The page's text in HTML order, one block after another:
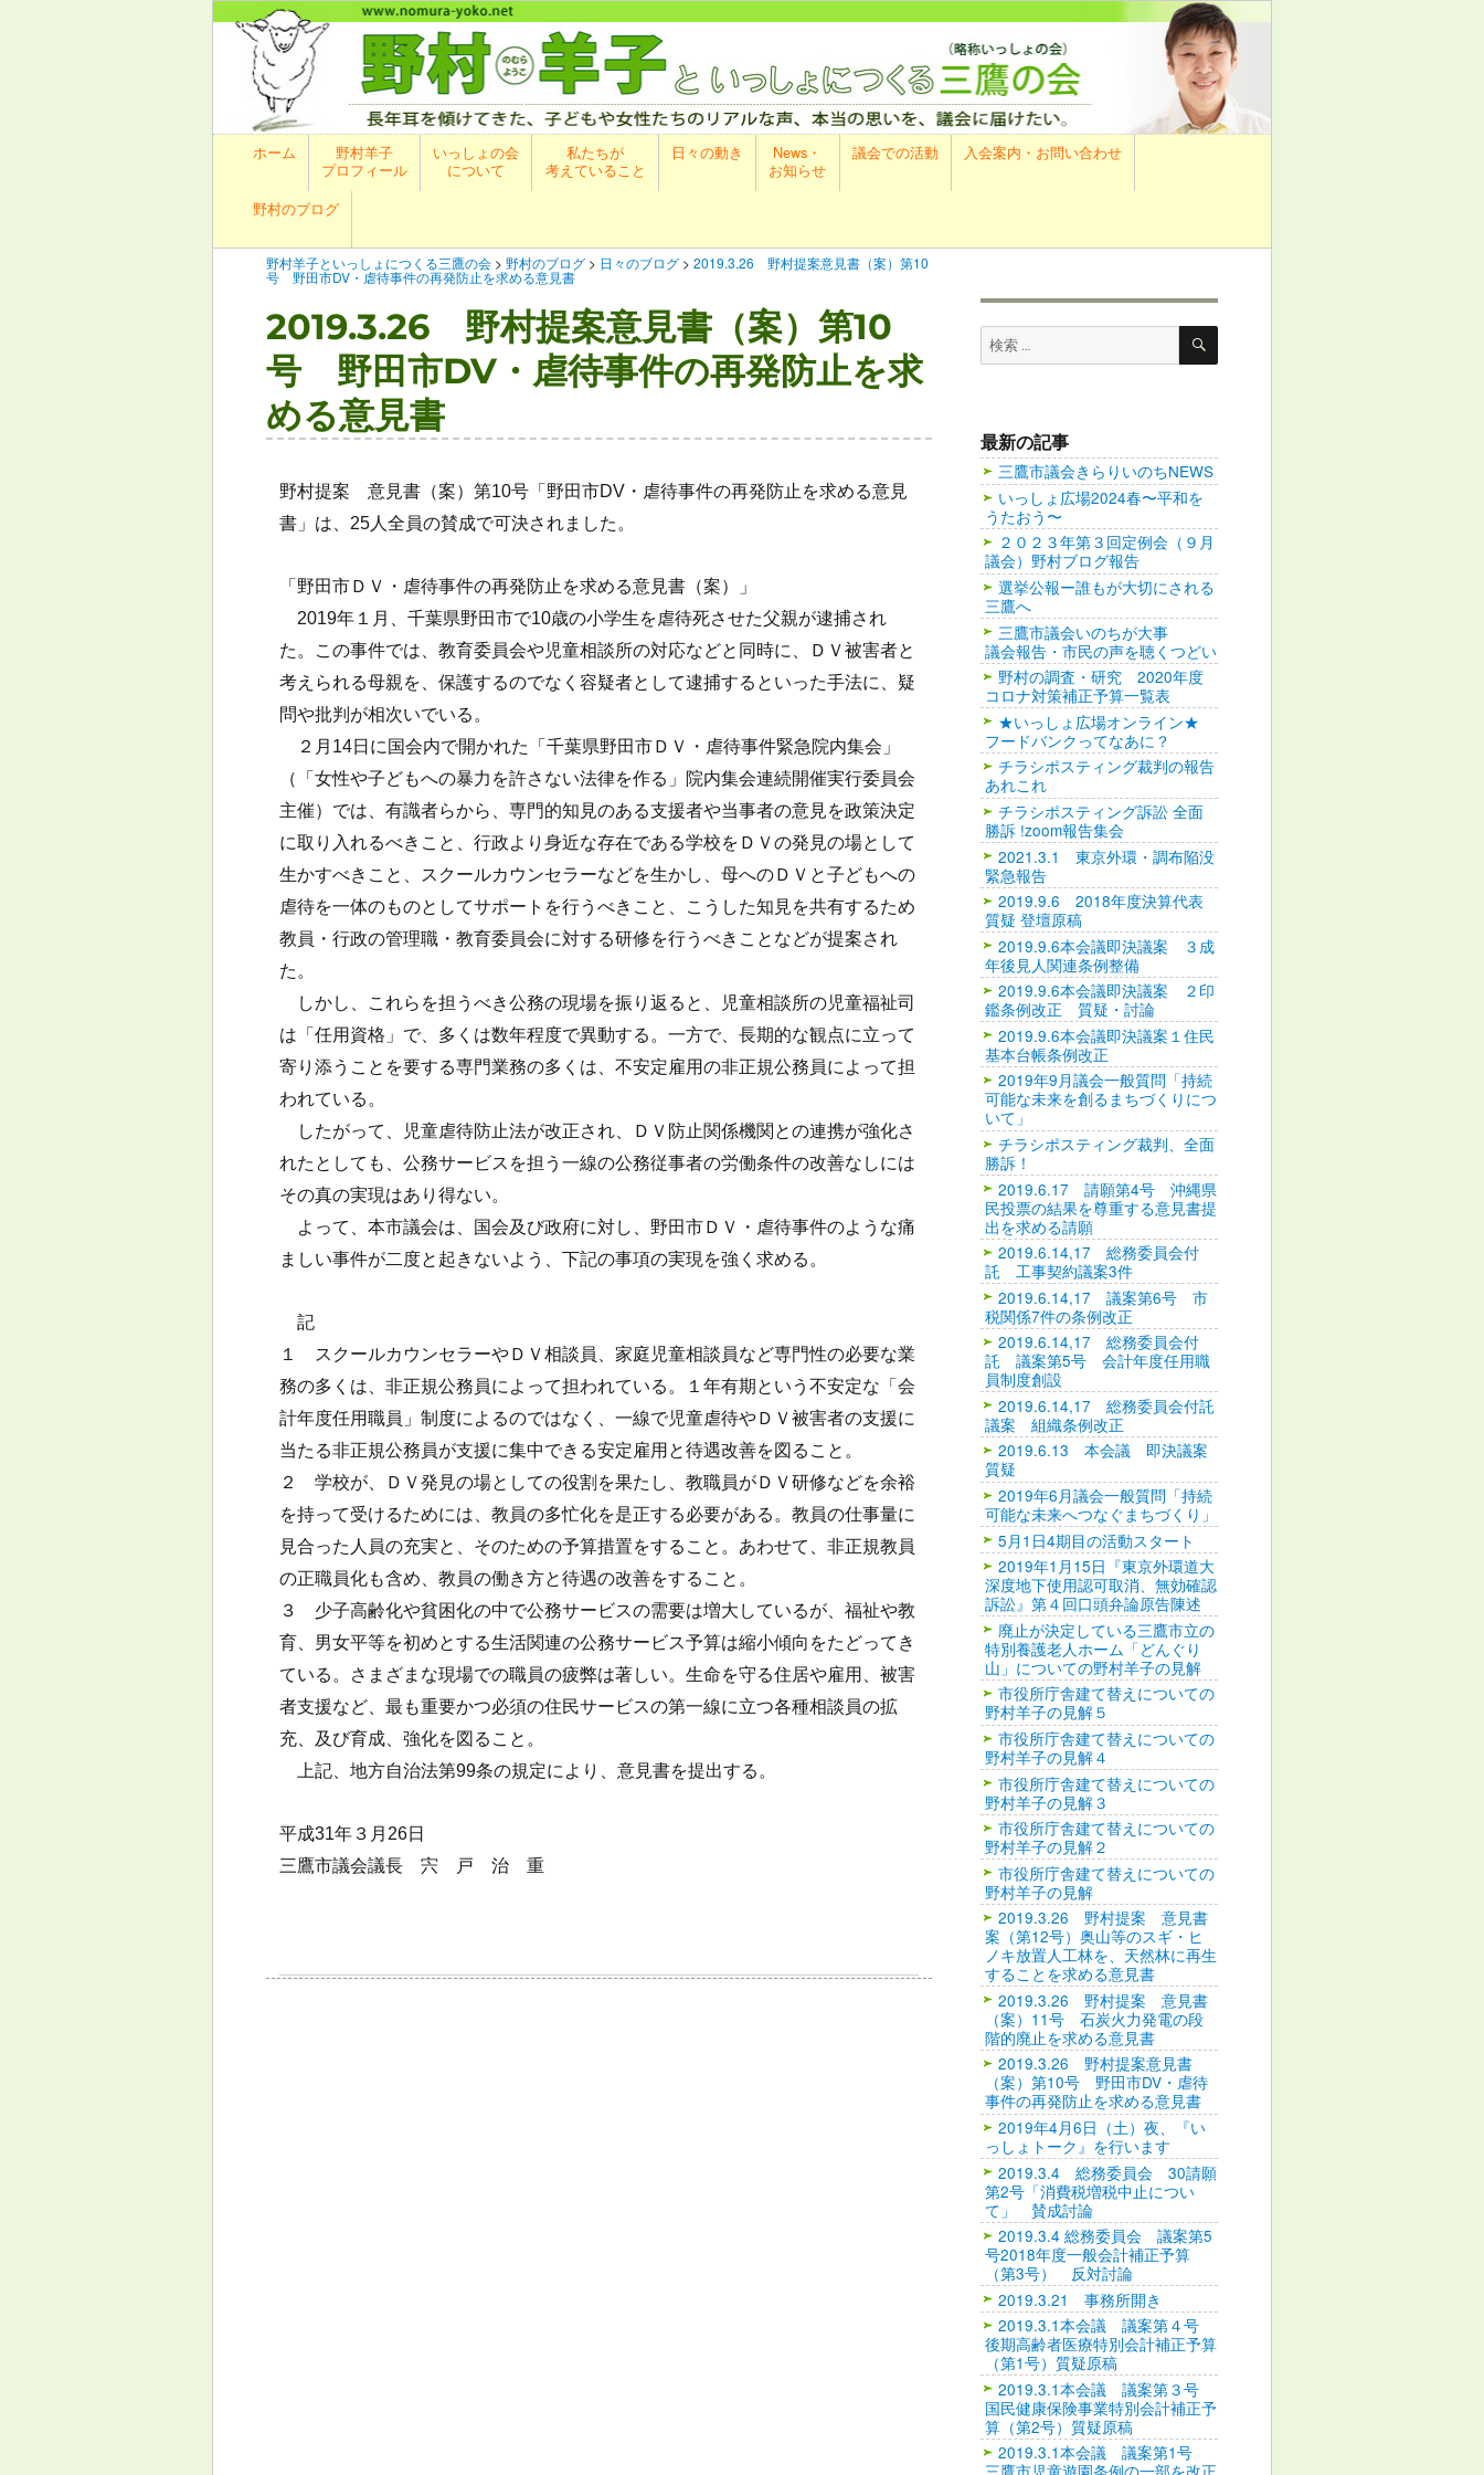
ホーム
野村羊子
プロフィール
いっしょの会
について
私たちが
考えていること
日々の動き
News・
お知らせ
議会での活動 入会案内・お問い合わせ
野村のブログ
野村羊子といっしょにつくる三鷹の会> 野村のブログ> 日々のブログ> 2019.3.26 野村提案意見書（案）第10
号 野田市DV・虐待事件の再発防止を求める意見書
2019.3.26 野村提案意見書（案）第10
号 野田市DV・虐待事件の再発防止を求
める意見書
野村提案 意見書（案）第10号「野田市DV・虐待事件の再発防止を求める意見
書」は、25人全員の賛成で可決されました。
「野田市ＤＶ・虐待事件の再発防止を求める意見書（案）」
2019年１月、千葉県野田市で10歳の小学生を虐待死させた父親が逮捕され
た。この事件では、教育委員会や児童相談所の対応などと同時に、ＤＶ被害者と
考えられる母親を、保護するのでなく容疑者として逮捕するといった手法に、疑
問や批判が相次いでいる。
２月14日に国会内で開かれた「千葉県野田市ＤＶ・虐待事件緊急院内集会」
（「女性や子どもへの暴力を許さない法律を作る」院内集会連続開催実行委員会
主催）では、有識者らから、専門的知見のある支援者や当事者の意見を政策決定
に取り入れるべきこと、行政より身近な存在である学校をＤＶの発見の場として
生かすべきこと、スクールカウンセラーなどを生かし、母へのＤＶと子どもへの
虐待を一体のものとしてサポートを行うべきこと、こうした知見を共有するため
教員・行政の管理職・教育委員会に対する研修を行うべきことなどが提案され
た。
しかし、これらを担うべき公務の現場を振り返ると、児童相談所の児童福祉司
は「任用資格」で、多くは数年程度で異動する。一方で、長期的な観点に立って
寄り添うことを要する専門業務の多くは、不安定雇用の非正規公務員によって担
われている。
したがって、児童虐待防止法が改正され、ＤＶ防止関係機関との連携が強化さ
れたとしても、公務サービスを担う一線の公務従事者の労働条件の改善なしには
その真の実現はあり得ない。
よって、本市議会は、国会及び政府に対し、野田市ＤＶ・虐待事件のような痛
ましい事件が二度と起きないよう、下記の事項の実現を強く求める。
記
１ スクールカウンセラーやＤＶ相談員、家庭児童相談員など専門性の必要な業
務の多くは、非正規公務員によって担われている。１年有期という不安定な「会
計年度任用職員」制度によるのではなく、一線で児童虐待やＤＶ被害者の支援に
当たる非正規公務員が支援に集中できる安定雇用と待遇改善を図ること。
２ 学校が、ＤＶ発見の場としての役割を果たし、教職員がＤＶ研修などを余裕
を持って受けるためには、教員の多忙化を是正する必要がある。教員の仕事量に
見合った人員の充実と、そのための予算措置をすること。あわせて、非正規教員
の正職員化も含め、教員の働き方と待遇の改善をすること。
３ 少子高齢化や貧困化の中で公務サービスの需要は増大しているが、福祉や教
育、男女平等を初めとする生活関連の公務サービス予算は縮小傾向をたどってき
ている。さまざまな現場での職員の疲弊は著しい。生命を守る住居や雇用、被害
者支援など、最も重要かつ必須の住民サービスの第一線に立つ各種相談員の拡
充、及び育成、強化を図ること。
上記、地方自治法第99条の規定により、意見書を提出する。
平成31年３月26日
三鷹市議会議長 宍 戸 治 重
検
索:
検
最新の記事
三鷹市議会きらりいのちNEWS
いっしょ広場2024春〜平和を
うたおう〜
２０２３年第３回定例会（９月
議会）野村ブログ報告
選挙公報ー誰もが大切にされる
三鷹へ
三鷹市議会いのちが大事
議会報告・市民の声を聴くつどい
野村の調査・研究 2020年度
コロナ対策補正予算一覧表
★いっしょ広場オンライン★
フードバンクってなあに？
チラシポスティング裁判の報告
あれこれ
チラシポスティング訴訟 全面
勝訴 !zoom報告集会
2021.3.1 東京外環・調布陥没
緊急報告
2019.9.6 2018年度決算代表
質疑 登壇原稿
2019.9.6本会議即決議案 ３成
年後見人関連条例整備
2019.9.6本会議即決議案 ２印
鑑条例改正 質疑・討論
2019.9.6本会議即決議案１住民
基本台帳条例改正
2019年9月議会一般質問「持続
可能な未来を創るまちづくりにつ
いて」
チラシポスティング裁判、全面
勝訴！
2019.6.17 請願第4号 沖縄県
民投票の結果を尊重する意見書提
出を求める請願
2019.6.14,17 総務委員会付
託 工事契約議案3件
2019.6.14,17 議案第6号 市
税関係7件の条例改正
2019.6.14,17 総務委員会付
託 議案第5号 会計年度任用職
員制度創設
2019.6.14,17 総務委員会付託
議案 組織条例改正
2019.6.13 本会議 即決議案
質疑
2019年6月議会一般質問「持続
可能な未来へつなぐまちづくり」
5月1日4期目の活動スタート
2019年1月15日『東京外環道大
深度地下使用認可取消、無効確認
訴訟』第４回口頭弁論原告陳述
廃止が決定している三鷹市立の
特別養護老人ホーム「どんぐり
山」についての野村羊子の見解
市役所庁舎建て替えについての
野村羊子の見解５
市役所庁舎建て替えについての
野村羊子の見解４
市役所庁舎建て替えについての
野村羊子の見解３
市役所庁舎建て替えについての
野村羊子の見解２
市役所庁舎建て替えについての
野村羊子の見解
2019.3.26 野村提案 意見書
案（第12号）奥山等のスギ・ヒ
ノキ放置人工林を、天然林に再生
することを求める意見書
2019.3.26 野村提案 意見書
（案）11号 石炭火力発電の段
階的廃止を求める意見書
2019.3.26 野村提案意見書
（案）第10号 野田市DV・虐待
事件の再発防止を求める意見書
2019年4月6日（土）夜、『い
っしょトーク』を行います
2019.3.4 総務委員会 30請願
第2号「消費税増税中止につい
て」 賛成討論
2019.3.4 総務委員会 議案第5
号2018年度一般会計補正予算
（第3号） 反対討論
2019.3.21 事務所開き
2019.3.1本会議 議案第４号
後期高齢者医療特別会計補正予算
（第1号）質疑原稿
2019.3.1本会議 議案第３号
国民健康保険事業特別会計補正予
算（第2号）質疑原稿
2019.3.1本会議 議案第1号